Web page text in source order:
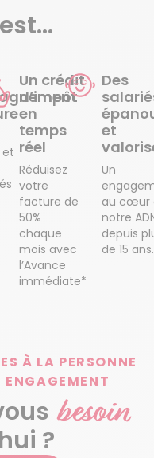
et
Un crédit
d’impôt
en
temps
réel
Réduisez
votre
facture de
50%
chaque
mois avec
l’Avance
immédiate*
Des
et
Un
au cœur
notre
depuis
de 15 ans.
À LA PERSONNE
ENGAGEMENT
besoin
?